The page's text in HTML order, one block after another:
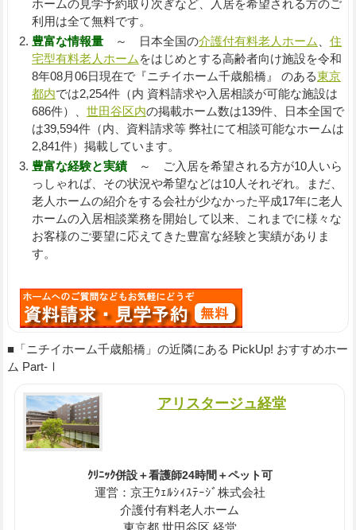
ホームの見学予約取り次ぎなど、入居を希望される方のご
利用は全て無料です。
豊富な情報量～ 日本全国の介護付有料老人ホーム
住
宅型有料老人ホーム をはじめとする高齢者向け施設を令和
8年08月06日現在で『ニチイホーム千歳船橋』 のある東京
都内では2,254件（内 資料請求や入居相談が可能な施設は
686件）、 世田谷区内の掲載ホーム数は139件、日本全国で
は39,594件（内、資料請求等 弊社にて相談可能なホームは
2,841件）掲載しています。
豊富な経験と実績～ ご入居を希望される方が10人いら
っしゃれば、その状況や希望などは10人それぞれ。まだ、
老人ホームの紹介をする会社が少なかった平成17年に老人
ホームの入居相談業務を開始して以来、これまでに様々な
お客様のご要望に応えてきた豊富な経験と実績がありま
す。
■「ニチイホーム千歳船橋」の近隣にある PickUp! おすすめホー
ム Part-Ⅰ
アリスタージュ経堂
ｸﾘﾆｯｸ併設＋看護師24時間＋ペット可
運営：京王ｳｪﾙｼｨｽﾃｰｼﾞ株式会社
介護付有料老人ホーム